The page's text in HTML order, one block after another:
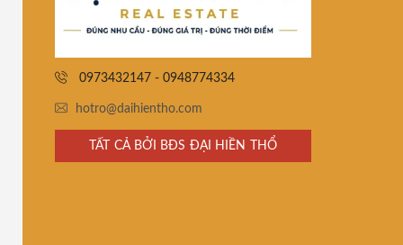
0973432147 - 0948774334
hotro@daihientho.com
TẤT CẢ BỞI BĐS ĐẠI HIỀN THỔ